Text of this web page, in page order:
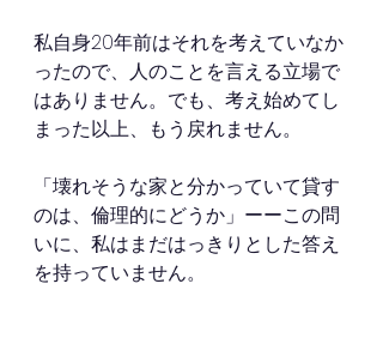
私自身20年前はそれを考えていなか
ったので、人のことを言える立場で
はありません。でも、考え始めてし
まった以上、もう戻れません。
「壊れそうな家と分かっていて貸す
のは、倫理的にどうか」ーーこの問
いに、私はまだはっきりとした答え
を持っていません。